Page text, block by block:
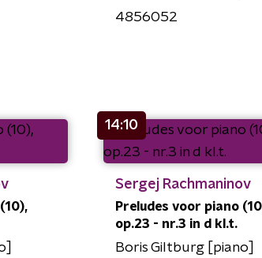
4856052
14:10
Sergej Rachmaninov
Preludes voor piano
op.23 - nr.3 in d kl.t.
Boris Giltburg [piano]